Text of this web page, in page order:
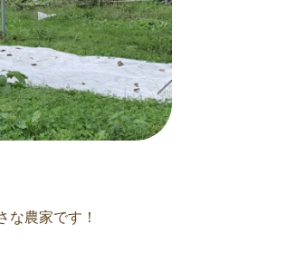
な農家です！